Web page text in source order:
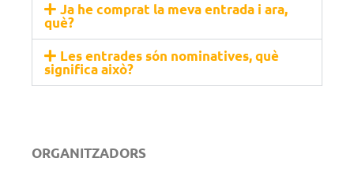
Ja he comprat la meva entrada i ara,
què?
Les entrades són nominatives, què
significa això?
ORGANITZADORS